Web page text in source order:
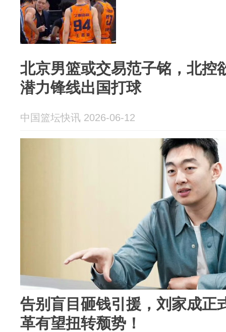
北京男篮或交易范子铭，北控
潜力锋线出国打球
中国篮坛快讯 2026-06-12
告别盲目砸钱引援，刘家成正
革有望扭转颓势！